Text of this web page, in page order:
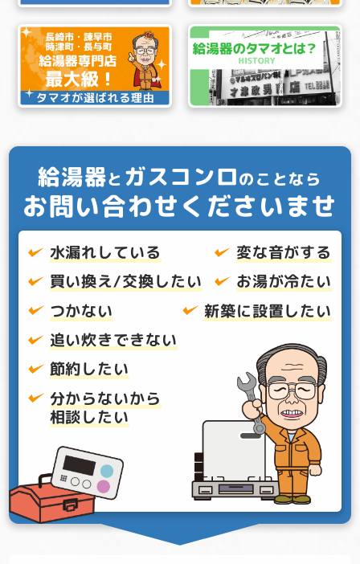
給湯器と ガスコンロのことなら
お問い合わせくださいませ
水漏れしている
変な音がする
買い換え/交換したい
お湯が冷たい
つかない
新築に設置したい
追い炊きできない
節約したい
分からないから
相談したい